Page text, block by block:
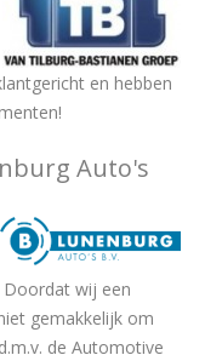
en hebben
Auto's
wij een
gemakkelijk om
de Automotive